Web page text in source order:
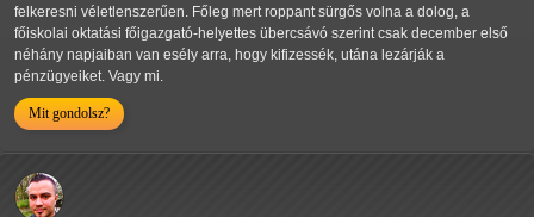
felkeresni véletlenszerűen. Főleg mert roppant sürgős volna a dolog, a
főiskolai oktatási főigazgató-helyettes übercsávó szerint csak december első
néhány napjaiban van esély arra, hogy kifizessék, utána lezárják a
pénzügyeiket. Vagy mi.
Mit gondolsz?